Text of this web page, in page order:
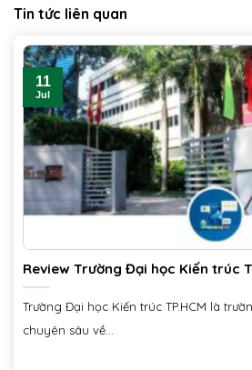
Tin tức liên quan
Review Trường Đại học Kiến trúc
Trường Đại học Kiến trúc TP.HCM là
chuyên sâu về...
11
Jul